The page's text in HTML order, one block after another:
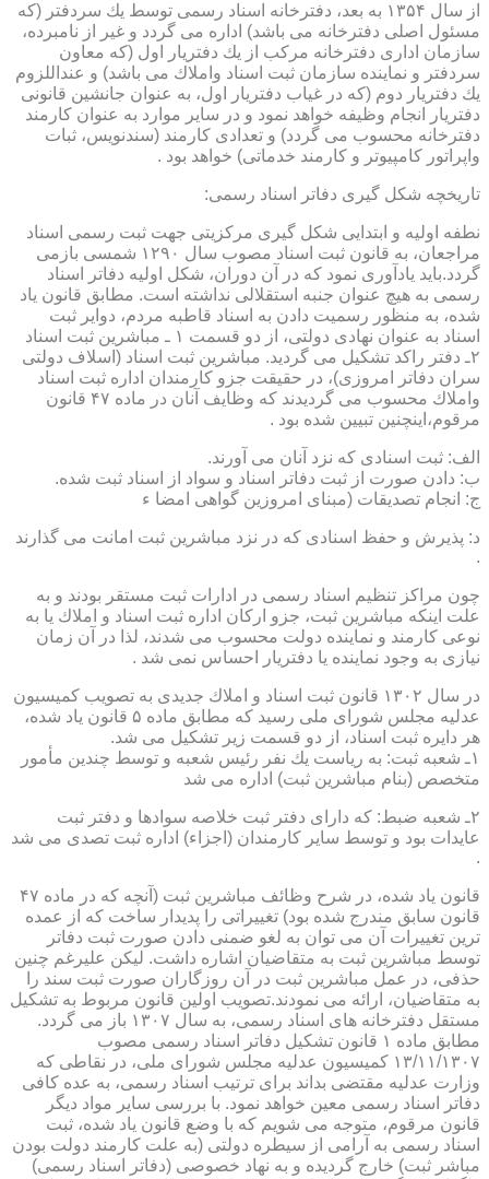
از سال ۱۳۵۴ به بعد، دفترخانه اسناد رسمی توسط یك سردفتر (كه
مسئول اصلی دفترخانه می باشد) اداره می گردد و غیر از نامبرده،
سازمان اداری دفترخانه مركب از یك دفتریار اول (كه معاون
سردفتر و نماینده سازمان ثبت اسناد واملاك می باشد) و عنداللزوم
یك دفتریار دوم (كه در غیاب دفتریار اول، به عنوان جانشین قانونی
دفتریار انجام وظیفه خواهد نمود و در سایر موارد به عنوان كارمند
دفترخانه محسوب می گردد) و تعدادی كارمند (سندنویس، ثبات
واپراتور كامپیوتر و كارمند خدماتی) خواهد بود .
تاریخچه شكل گیری دفاتر اسناد رسمی:
نطفه اولیه و ابتدایی شكل گیری مركزیتی جهت ثبت رسمی اسناد
مراجعان، به قانون ثبت اسناد مصوب سال ۱۲۹۰ شمسی بازمی
گردد.باید یادآوری نمود كه در آن دوران، شكل اولیه دفاتر اسناد
رسمی به هیچ عنوان جنبه استقلالی نداشته است. مطابق قانون یاد
شده، به منظور رسمیت دادن به اسناد قاطبه مردم، دوایر ثبت
اسناد به عنوان نهادی دولتی، از دو قسمت ۱ ـ مباشرین ثبت اسناد
۲ـ دفتر راكد تشكیل می گردید. مباشرین ثبت اسناد (اسلاف دولتی
سران دفاتر امروزی)، در حقیقت جزو كارمندان اداره ثبت اسناد
واملاك محسوب می گردیدند كه وظایف آنان در ماده ۴۷ قانون
مرقوم،اینچنین تبیین شده بود .
الف: ثبت اسنادی كه نزد آنان می آورند.
ب: دادن صورت از ثبت دفاتر اسناد و سواد از اسناد ثبت شده.
ج: انجام تصدیقات (مبنای امروزین گواهی امضا ء
د: پذیرش و حفظ اسنادی كه در نزد مباشرین ثبت امانت می گذارند
.
چون مراكز تنظیم اسناد رسمی در ادارات ثبت مستقر بودند و به
علت اینكه مباشرین ثبت، جزو اركان اداره ثبت اسناد و املاك یا به
نوعی كارمند و نماینده دولت محسوب می شدند، لذا در آن زمان
نیازی به وجود نماینده یا دفتریار احساس نمی شد .
در سال ۱۳۰۲ قانون ثبت اسناد و املاك جدیدی به تصویب كمیسیون
عدلیه مجلس شورای ملی رسید كه مطابق ماده ۵ قانون یاد شده،
هر دایره ثبت اسناد، از دو قسمت زیر تشكیل می شد.
۱ـ شعبه ثبت: به ریاست یك نفر رئیس شعبه و توسط چندین مأمور
متخصص (بنام مباشرین ثبت) اداره می شد
۲ـ شعبه ضبط: كه دارای دفتر ثبت خلاصه سوادها و دفتر ثبت
عایدات بود و توسط سایر كارمندان (اجزاء) اداره ثبت تصدی می شد
.
قانون یاد شده، در شرح وظائف مباشرین ثبت (آنچه كه در ماده ۴۷
قانون سابق مندرج شده بود) تغییراتی را پدیدار ساخت كه از عمده
ترین تغییرات آن می توان به لغو ضمنی دادن صورت ثبت دفاتر
توسط مباشرین ثبت به متقاضیان اشاره داشت. لیكن علیرغم چنین
حذفی، در عمل مباشرین ثبت در آن روزگاران صورت ثبت سند را
به متقاضیان، ارائه می نمودند.تصویب اولین قانون مربوط به تشكیل
مستقل دفترخانه های اسناد رسمی، به سال ۱۳۰۷ باز می گردد.
مطابق ماده ۱ قانون تشكیل دفاتر اسناد رسمی مصوب
۱۳/۱۱/۱۳۰۷ كمیسیون عدلیه مجلس شورای ملی، در نقاطی كه
وزارت عدلیه مقتضی بداند برای ترتیب اسناد رسمی، به عده كافی
دفاتر اسناد رسمی معین خواهد نمود. با بررسی سایر مواد دیگر
قانون مرقوم، متوجه می شویم كه با وضع قانون یاد شده، ثبت
اسناد رسمی به آرامی از سیطره دولتی (به علت كارمند دولت بودن
مباشر ثبت) خارج گردیده و به نهاد خصوصی (دفاتر اسناد رسمی)